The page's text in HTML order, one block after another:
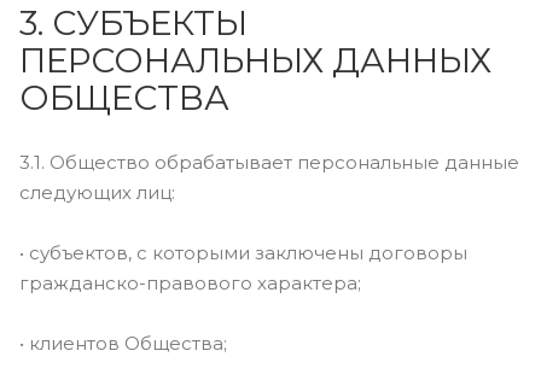
3. СУБЪЕКТЫ
ПЕРСОНАЛЬНЫХ ДАННЫХ
ОБЩЕСТВА
3.1. Общество обрабатывает персональные данные
следующих лиц:
• субъектов, с которыми заключены договоры
гражданско-правового характера;
• клиентов Общества;